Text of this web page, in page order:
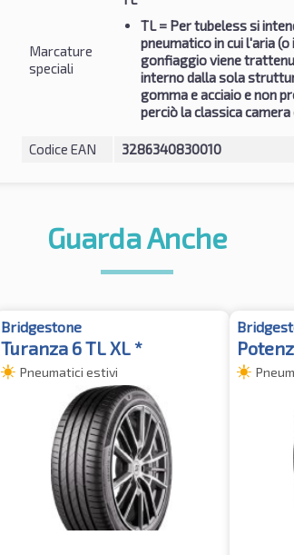
Marcature
speciali
TL= Per tubeless si
pneumatico in cui l'aria (o
gonfiaggio viene
interno dalla sola
gomma e acciaio e non
perciò la classica camera
Codice EAN 3286340830010
Guarda Anche
Bridgestone
Turanza 6 TL XL *
Pneumatici estivi